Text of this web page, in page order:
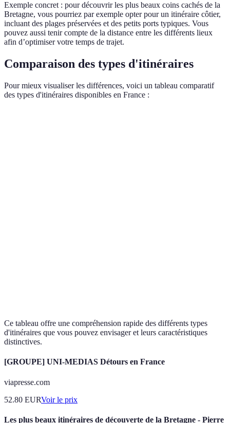
Exemple concret : pour découvrir les plus beaux coins cachés de la
Bretagne, vous pourriez par exemple opter pour un itinéraire côtier,
incluant des plages préservées et des petits ports typiques. Vous
pouvez aussi tenir compte de la distance entre les différents lieux
afin d’optimiser votre temps de trajet.
Comparaison des types d'itinéraires
Pour mieux visualiser les différences, voici un tableau comparatif
des types d'itinéraires disponibles en France :
Ce tableau offre une compréhension rapide des différents types
d'itinéraires que vous pouvez envisager et leurs caractéristiques
distinctives.
[GROUPE] UNI-MEDIAS Détours en France
viapresse.com
52.80 EURVoir le prix
Les plus beaux itinéraires de découverte de la Bretagne - Pierre